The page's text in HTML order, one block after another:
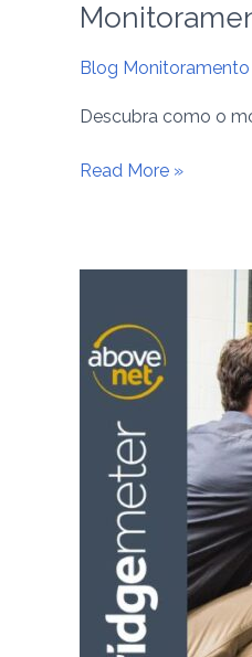
Blog
Descubra como o
Read More »
Equipamentos:
Vale
pena
desenvolver
software
Monitoramento?